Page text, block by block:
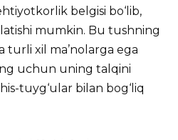
belgisi bo‘lib,
mumkin. Bu tushning
turli xil ma’nolarga ega
uchun uning talqini
tuyg‘ular bilan bog‘liq